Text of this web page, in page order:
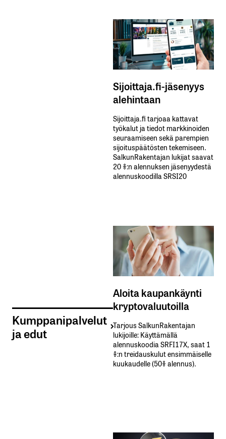
Kumppanipalvelut
ja edut
Sijoittaja.fi-jäsenyys
alehintaan
Sijoittaja.fi tarjoaa kattavat
työkalut ja tiedot markkinoiden
seuraamiseen sekä parempien
sijoituspäätösten tekemiseen.
SalkunRakentajan lukijat saavat
20 %:n alennuksen jäsenyydestä
alennuskoodilla SRSI20
Aloita kaupankäynti
kryptovaluutoilla
Tarjous SalkunRakentajan
lukijoille: Käyttämällä​ ​
alennuskoodia​ ​SRFI17X,​ ​saat​ ​1
%:n treidauskulut​ ​ensimmäiselle​ ​
kuukaudelle​ ​(50%​ ​alennus).